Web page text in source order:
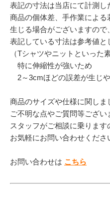
表記の寸法は当店にて計測し
商品の個体差、手作業による
生じる場合がございますので、
表記している寸法は参考値と
（Tシャツやニットといった
特に伸縮性が強いため
2～3cmほどの誤差が生じや
商品のサイズや仕様に関しま
ご不明な点やご質問等ござい
スタッフがご相談に乗ります
お気軽にお問い合わせくださ
お問い合わせは こちら